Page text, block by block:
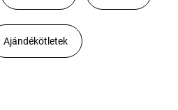
Ajándékötletek